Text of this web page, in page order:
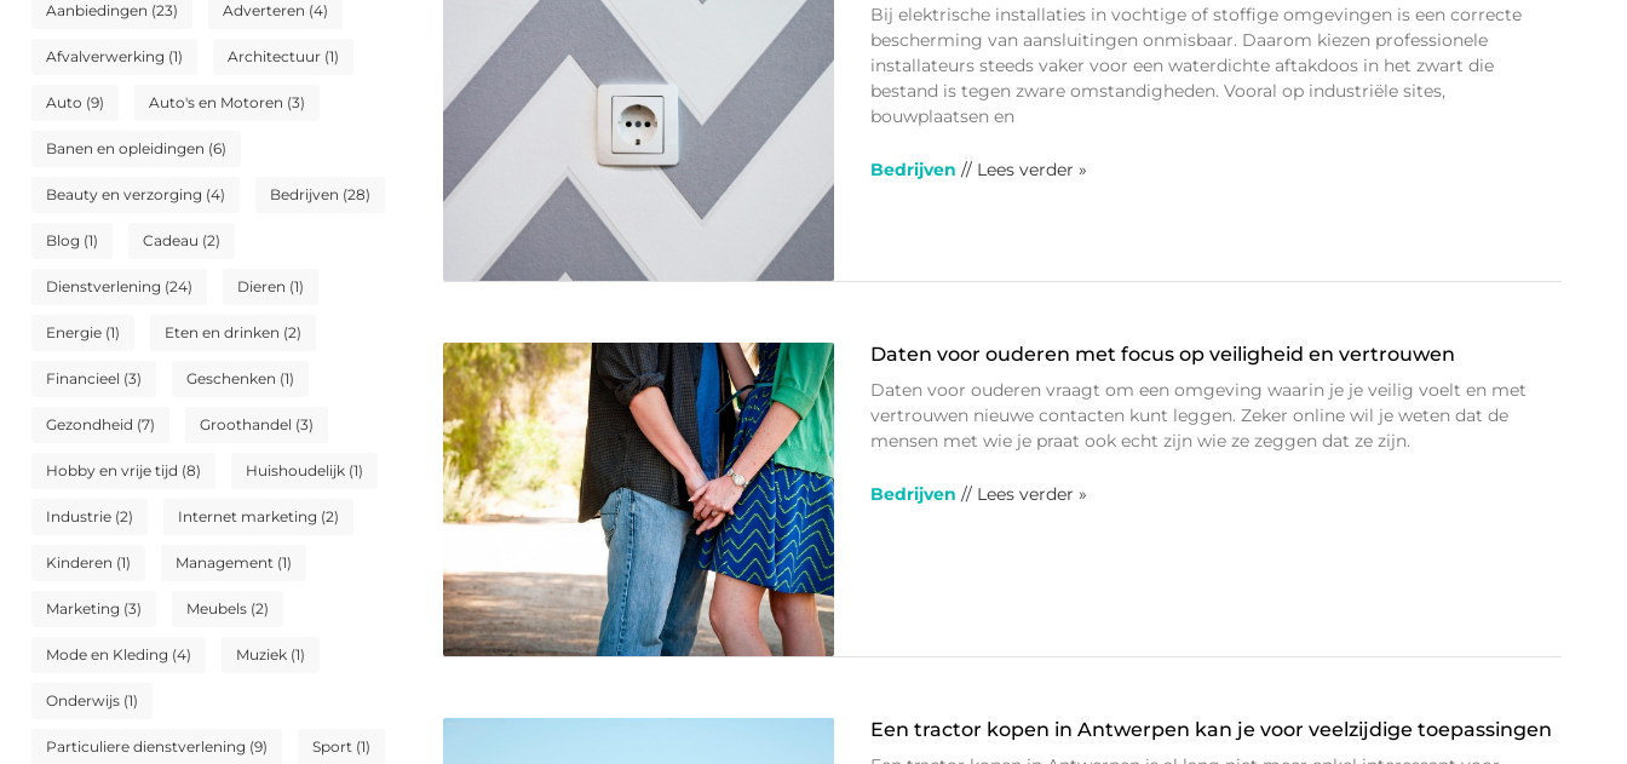
Aanbiedingen (23) Adverteren (4)
Afvalverwerking (1) Architectuur (1)
Auto (9) Auto's en Motoren (3)
Banen en opleidingen (6)
Beauty en verzorging (4) Bedrijven (28)
Blog (1) Cadeau (2)
Dienstverlening (24) Dieren (1)
Energie (1) Eten en drinken (2)
Financieel (3) Geschenken (1)
Gezondheid (7) Groothandel (3)
Hobby en vrije tijd (8) Huishoudelijk (1)
Industrie (2) Internet marketing (2)
Kinderen (1) Management (1)
Marketing (3) Meubels (2)
Mode en Kleding (4) Muziek (1)
Onderwijs (1)
Particuliere dienstverlening (9) Sport (1)
Bij elektrische installaties in vochtige of stoffige omgevingen is een correcte
bescherming van aansluitingen onmisbaar. Daarom kiezen professionele
installateurs steeds vaker voor een waterdichte aftakdoos in het zwart die
bestand is tegen zware omstandigheden. Vooral op industriële sites,
bouwplaatsen en
Bedrijven // Lees verder »
Daten voor ouderen met focus op veiligheid en vertrouwen
Daten voor ouderen vraagt om een omgeving waarin je je veilig voelt en met
vertrouwen nieuwe contacten kunt leggen. Zeker online wil je weten dat de
mensen met wie je praat ook echt zijn wie ze zeggen dat ze zijn.
Bedrijven // Lees verder »
Een tractor kopen in Antwerpen kan je voor veelzijdige toepassingen